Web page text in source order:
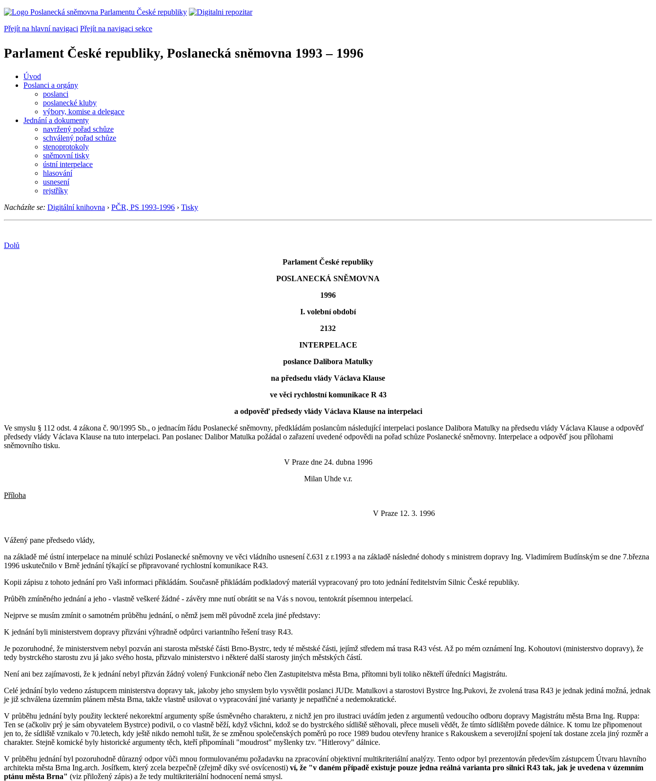
Přejít na hlavní navigaci Přejít na navigaci sekce
Parlament České republiky, Poslanecká sněmovna 1993 – 1996
Úvod
Poslanci a orgány
poslanci
poslanecké kluby
výbory, komise a delegace
Jednání a dokumenty
navržený pořad schůze
schválený pořad schůze
stenoprotokoly
sněmovní tisky
ústní interpelace
hlasování
usnesení
rejstříky
Nacházíte se: Digitální knihovna › PČR, PS 1993-1996 › Tisky
Dolů
Parlament České republiky
POSLANECKÁ SNĚMOVNA
1996
I. volební období
2132
INTERPELACE
poslance Dalibora Matulky
na předsedu vlády Václava Klause
ve věci rychlostní komunikace R 43
a odpověď předsedy vlády Václava Klause na interpelaci
Ve smyslu § 112 odst. 4 zákona č. 90/1995 Sb., o jednacím řádu Poslanecké sněmovny, předkládám poslancům následující interpelaci poslance Dalibora Matulky na předsedu vlády Václava Klause a odpověď
předsedy vlády Václava Klause na tuto interpelaci. Pan poslanec Dalibor Matulka požádal o zařazení uvedené odpovědi na pořad schůze Poslanecké sněmovny. Interpelace a odpověď jsou přílohami
sněmovního tisku.
V Praze dne 24. dubna 1996
Milan Uhde v.r.
Příloha
V Praze 12. 3. 1996
Vážený pane předsedo vlády,
na základě mé ústní interpelace na minulé schůzi Poslanecké sněmovny ve věci vládního usnesení č.631 z r.1993 a na základě následné dohody s ministrem dopravy Ing. Vladimírem Budínským se dne 7.března
1996 uskutečnilo v Brně jednání týkající se připravované rychlostní komunikace R43.
Kopii zápisu z tohoto jednání pro Vaši informaci přikládám. Současně přikládám podkladový materiál vypracovaný pro toto jednání ředitelstvím Silnic České republiky.
Průběh zmíněného jednání a jeho - vlastně veškeré žádné - závěry mne nutí obrátit se na Vás s novou, tentokrát písemnou interpelací.
Nejprve se musím zmínit o samotném průběhu jednání, o němž jsem měl původně zcela jiné představy:
K jednání byli ministerstvem dopravy přizváni výhradně odpůrci variantního řešení trasy R43.
Je pozoruhodné, že ministerstvem nebyl pozván ani starosta městské části Brno-Bystrc, tedy té městské části, jejímž středem má trasa R43 vést. Až po mém oznámení Ing. Kohoutovi (ministerstvo dopravy), že
tedy bystrckého starostu zvu já jako svého hosta, přizvalo ministerstvo i některé další starosty jiných městských částí.
Není ani bez zajímavosti, že k jednání nebyl přizván žádný volený Funkcionář nebo člen Zastupitelstva města Brna, přítomni byli toliko někteří úředníci Magistrátu.
Celé jednání bylo vedeno zástupcem ministerstva dopravy tak, jakoby jeho smyslem bylo vysvětlit poslanci JUDr. Matulkovi a starostovi Bystrce Ing.Pukovi, že zvolená trasa R43 je jednak jediná možná, jednak
je již schválena územním plánem města Brna, takže vlastně usilovat o vypracování jiné varianty je nepatřičné a nedemokratické.
V průběhu jednání byly použity leckteré nekorektní argumenty spíše úsměvného charakteru, z nichž jen pro ilustraci uvádím jeden z argumentů vedoucího odboru dopravy Magistrátu města Brna Ing. Ruppa:
Ten se (ačkoliv prý je sám obyvatelem Bystrce) podivil, o co vlastně běží, když všichni, kdož se do bystrckého sídliště stěhovali, přece museli vědět, že tímto sídlištěm povede dálnice. K tomu lze připomenout
jen to, že sídliště vznikalo v 70.letech, kdy ještě nikdo nemohl tušit, že se změnou společenských poměrů po roce 1989 budou otevřeny hranice s Rakouskem a severojižní spojení tak dostane zcela jiný rozměr a
charakter. Stejně komické byly historické argumenty těch, kteří připomínali "moudrost" myšlenky tzv. "Hitlerovy" dálnice.
V průběhu jednání byl pozoruhodně důrazný odpor vůči mnou formulovanému požadavku na zpracování objektivní multikriteriální analýzy. Tento odpor byl prezentován především zástupcem Útvaru hlavního
architekta města Brna Ing.arch. Josífkem, který zcela bezpečně (zřejmě díky své osvícenosti) ví, že "v daném případě existuje pouze jedna reálná varianta pro silnici R43 tak, jak je uvedena v územním
ptánu města Brna" (viz přiložený zápis) a že tedy multikriteriální hodnocení nemá smysl.